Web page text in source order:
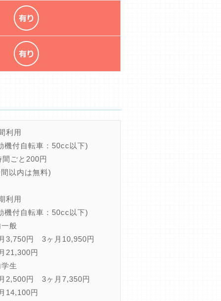
利用
機付自転車：50cc以下)
間ごと200円
以内は無料)
利用
機付自転車：50cc以下)
般
3,750円 3ヶ月10,950円
21,300円
生
2,500円 3ヶ月7,350円
14,100円